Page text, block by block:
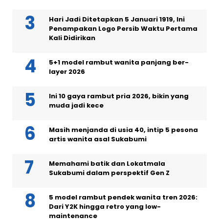
Hari Jadi Ditetapkan 5 Januari 1919, Ini
Penampakan Logo Persib Waktu Pertama
Kali Didirikan
5+1 model rambut wanita panjang ber-
layer 2026
Ini 10 gaya rambut pria 2026, bikin yang
muda jadi kece
Masih menjanda di usia 40, intip 5 pesona
artis wanita asal Sukabumi
Memahami batik dan Lokatmala
Sukabumi dalam perspektif Gen Z
5 model rambut pendek wanita tren 2026:
Dari Y2K hingga retro yang low-
maintenance